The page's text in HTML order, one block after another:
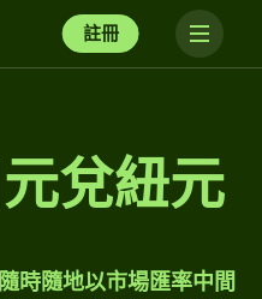
註冊
兌紐元
時隨地以市場匯率中間